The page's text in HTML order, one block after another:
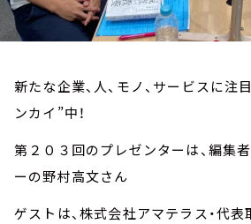
新たな企業、人、モノ、サービスに注
ンカイ”中！
第２０３回のプレゼンターは、編集
ーの野村高文さん
ゲストは、株式会社アマテラス・代